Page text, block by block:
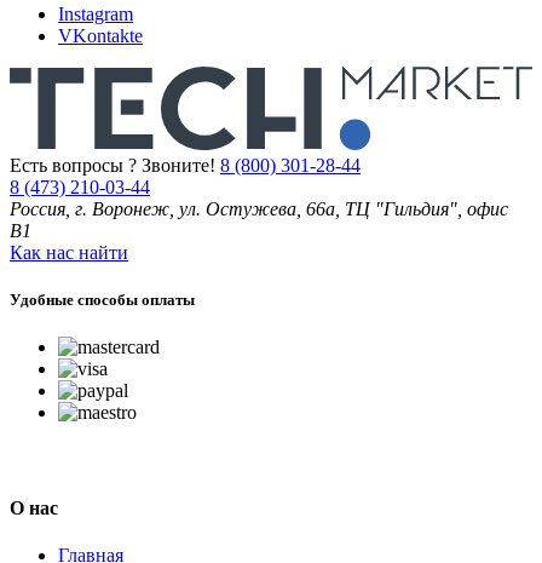
Instagram
VKontakte
Есть вопросы ? Звоните! 8 (800) 301-28-44
8 (473) 210-03-44
Россия, г. Воронеж, ул. Остужева, 66а, ТЦ "Гильдия", офис
В1
Как нас найти
Удобные способы оплаты
О нас
Главная